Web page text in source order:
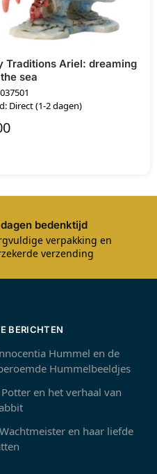
Traditions Ariel: dreaming
sea
Direct (1-2 dagen)
dagen bedenktijd
verpakking en
verzending
BERICHTEN
Hummel en de
Hummelbeeldjes
en het verhaal van
en haar liefde